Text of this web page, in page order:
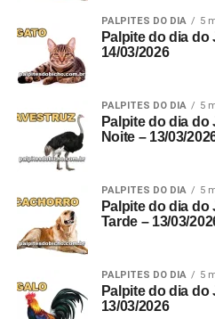
PALPITES DO DIA 5
Palpite do dia
14/03/2026
PALPITES DO DIA 5
Palpite do dia
Noite – 13/03/
PALPITES DO DIA 5
Palpite do dia
Tarde – 13/03/
PALPITES DO DIA 5
Palpite do dia
13/03/2026